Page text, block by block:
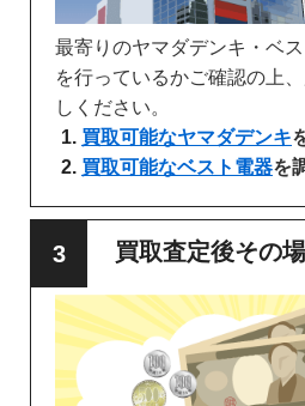
最寄りのヤマダデンキ・ベ
を行っているかご確認の上
しください。
買取可能なヤマダデンキ
買取可能なベスト電器を
買取査定後その